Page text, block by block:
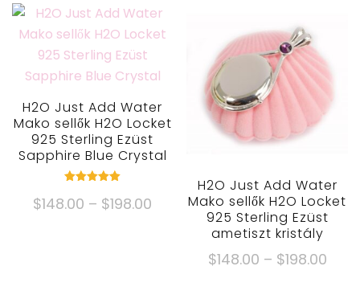
$198.00
terméknek
több
változata
van.
Az
opciók
a
termékoldalon
választhatók
opciók
a
termékoldalon
választhatók
H2O Just Add Water
Mako sellők H2O Locket
925 Sterling Ezüst
Sapphire Blue Crystal
5.00
kívül 5
$148.00 – $198.00 Árkategória:
H2O Just Add Water
Mako sellők H2O Locket
925 Sterling Ezüst
ametiszt kristály
$148.00 – $198.00